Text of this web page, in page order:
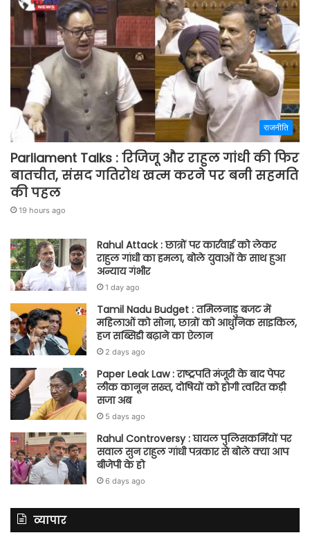
राजनीति
Parliament Talks : रिजिजू और राहुल गांधी की फिर
बातचीत, संसद गतिरोध खत्म करने पर बनी सहमति
की पहल
19 hours ago
Rahul Attack : छात्रों पर कार्रवाई को लेकर
राहुल गांधी का हमला, बोले युवाओं के साथ हुआ
अन्याय गंभीर
1 day ago
Tamil Nadu Budget : तमिलनाडु बजट में
महिलाओं को सोना, छात्रों को आधुनिक साइकिल,
हज सब्सिडी बढ़ाने का ऐलान
2 days ago
Paper Leak Law : राष्ट्रपति मंजूरी के बाद पेपर
लीक कानून सख्त, दोषियों को होगी त्वरित कड़ी
सजा अब
5 days ago
Rahul Controversy : घायल पुलिसकर्मियों पर
सवाल सुन राहुल गांधी पत्रकार से बोले क्या आप
बीजेपी के हो
6 days ago
व्यापार